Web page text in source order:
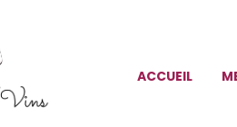
ACCUEIL